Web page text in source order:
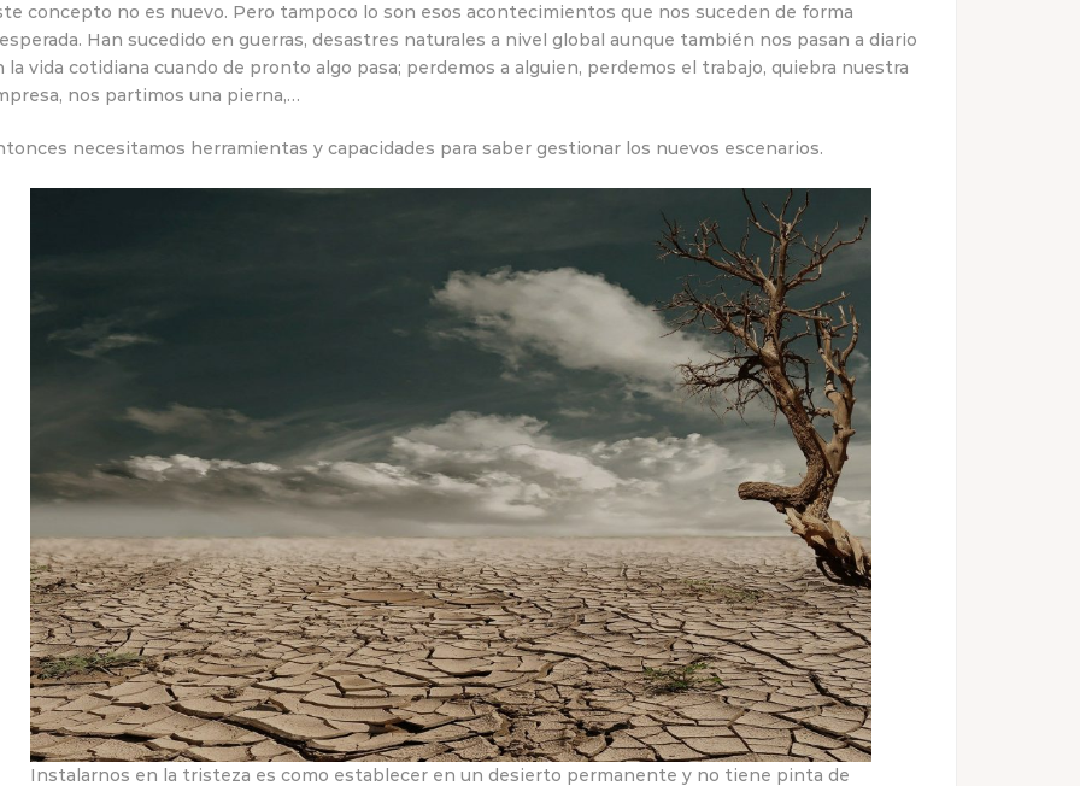
concepto no es nuevo. Pero tampoco lo son esos acontecimientos que nos suceden de forma
Han sucedido en guerras, desastres naturales a nivel global aunque también nos pasan a diario
la vida cotidiana cuando de pronto algo pasa; perdemos a alguien, perdemos el trabajo, quiebra nuestra
nos partimos una pierna,…
necesitamos herramientas y capacidades para saber gestionar los nuevos escenarios.
Instalarnos en la tristeza es como establecer en un desierto permanente y no tiene pinta de